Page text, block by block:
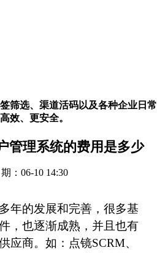
筛选、渠道活码以及各种企业日常
效、更安全。
管理系统的费用是多少
期：06-10 14:30
的发展和完善，很多基
，也逐渐成熟，并且也有
应商。如：点镜SCRM、